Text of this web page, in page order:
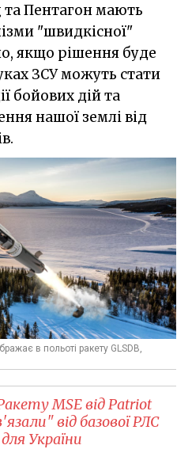
та Пентагон мають
"швидкісної"
якщо рішення буде
ЗСУ можуть стати
бойових дій та
нашої землі від
в польоті ракету GLSDB,
MSE від Patriot
від базової РЛС
України